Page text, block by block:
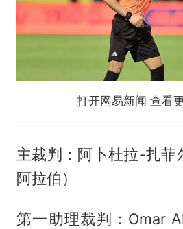
打开网易新闻 查看
主裁判：阿卜杜拉-扎菲
阿拉伯）
第一助理裁判：Omar